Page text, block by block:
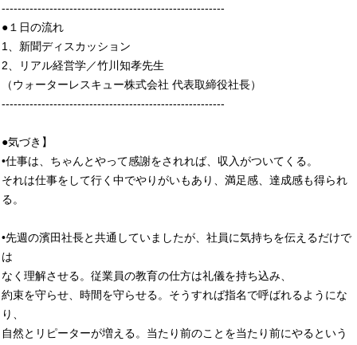
--------------------------------------------------------
●１日の流れ
1、新聞ディスカッション
2、リアル経営学／竹川知孝先生
（ウォーターレスキュー株式会社 代表取締役社長）
--------------------------------------------------------
●気づき】
•仕事は、ちゃんとやって感謝をされれば、収入がついてくる。
それは仕事をして行く中でやりがいもあり、満足感、達成感も得られ
る。
•先週の濱田社長と共通していましたが、社員に気持ちを伝えるだけで
は
なく理解させる。従業員の教育の仕方は礼儀を持ち込み、
約束を守らせ、時間を守らせる。そうすれば指名で呼ばれるようにな
り、
自然とリピーターが増える。当たり前のことを当たり前にやるという